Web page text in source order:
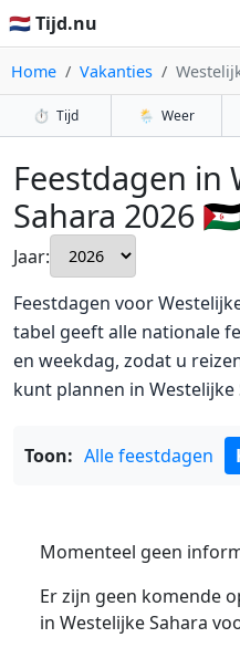
🇳🇱 Tijd.nu
Home Vakanties
⏱️ Tijd 🌦️ Weer
Feestdagen in
Sahara 2026 🇪🇭
Jaar:
Feestdagen voor
tabel geeft alle nationale
en weekdag, zodat u
kunt plannen in Westelijke
Toon: Alle feestdagen
Momenteel geen
Er zijn geen komende
in Westelijke Sahara